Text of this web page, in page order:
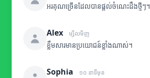
អរគុណច្រើនដែលបានផ្តល់ចំណេះដឹងថ្មីៗ។
Alex ម្សិលមិញ
ខ្លឹមសារមានប្រយោជន៍ខ្លាំងណាស់។
Sophia ១០ នាទីមុន